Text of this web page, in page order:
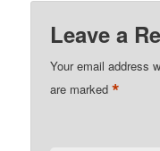
Leave a
Your email address
are marked*